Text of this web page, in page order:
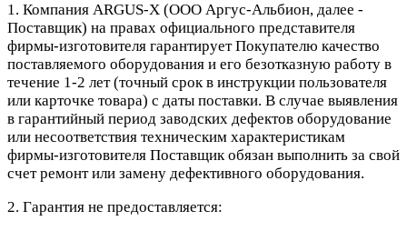
1. Компания ARGUS-X (ООО Аргус-Альбион, далее -
Поставщик) на правах официального представителя
фирмы-изготовителя гарантирует Покупателю качество
поставляемого оборудования и его безотказную работу в
течение 1-2 лет (точный срок в инструкции пользователя
или карточке товара) с даты поставки. В случае выявления
в гарантийный период заводских дефектов оборудование
или несоответствия техническим характеристикам
фирмы-изготовителя Поставщик обязан выполнить за свой
счет ремонт или замену дефективного оборудования.
2. Гарантия не предоставляется: